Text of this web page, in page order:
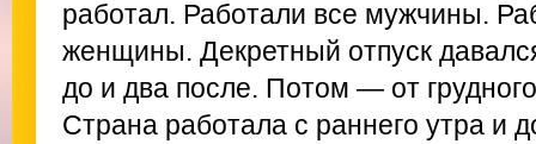
работал. Работали все мужчины.
женщины. Декретный отпуск
до и два после. Потом — от
Страна работала с раннего утра и